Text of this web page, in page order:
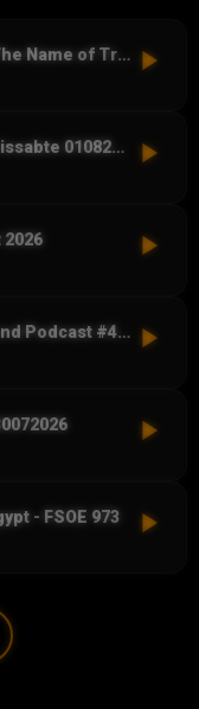
Dj Seto Atotamakina 1351 In The Name of Trance 01082026 play_arrow
Ebre Fm 796 Nando RasMan Dissabte 01082026 play_arrow
2026 play_arrow
Kontroller Project-Magic Sound Podcast #409 play_arrow
play_arrow
- FSOE 973 play_arrow